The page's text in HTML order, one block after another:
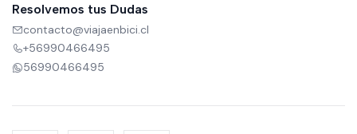
Resolvemos tus Dudas
contacto@viajaenbici.cl
+56990466495
56990466495